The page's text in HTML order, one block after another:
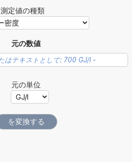
測定値の種類
元の数値
元の単位